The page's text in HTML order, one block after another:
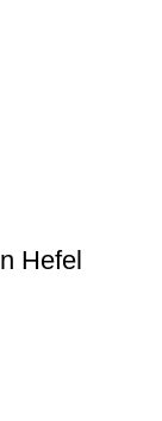
Hefel